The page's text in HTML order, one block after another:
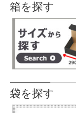
箱を探す [
袋を探す [